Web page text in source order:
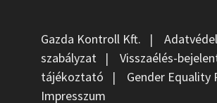
Gazda Kontroll Kft. |
szabályzat | Visszaélés-
tájékoztató | Gender Equality
Impresszum